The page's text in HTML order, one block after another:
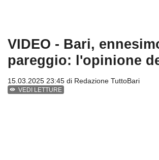
VIDEO - Bari,
pareggio: l'opinione
15.03.2025 23:45 di Redazione TuttoBari
VEDI LETTURE